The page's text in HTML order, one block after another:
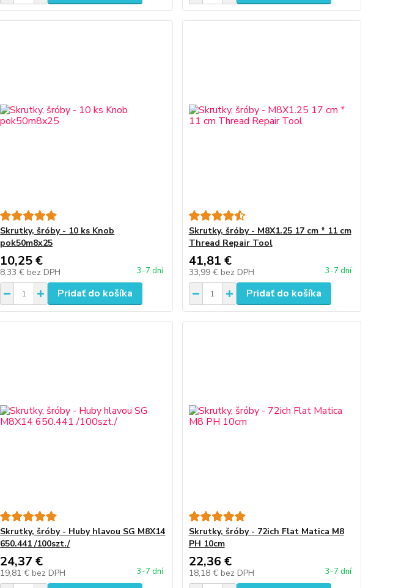
Skrutky, šróby - 10 ks Knob
pok50m8x25
10,25 €
8,33 € bez DPH 3-7 dní
Pridať do košíka
Skrutky, šróby - M8X1.25 17 cm * 11 cm
Thread Repair Tool
41,81 €
33,99 € bez DPH 3-7 dní
Pridať do košíka
Skrutky, šróby - Huby hlavou SG M8X14
650.441 /100szt./
24,37 €
19,81 € bez DPH 3-7 dní
Skrutky, šróby - 72ich Flat Matica M8
PH 10cm
22,36 €
18,18 € bez DPH 3-7 dní